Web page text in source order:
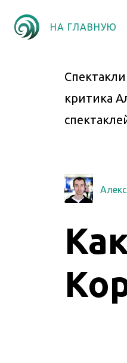
НА ГЛАВНУЮ
критика